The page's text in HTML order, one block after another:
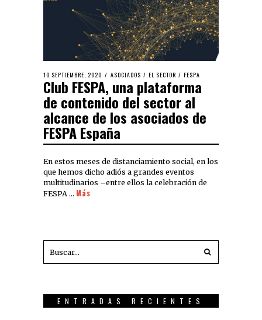
10 SEPTIEMBRE, 2020 ASOCIADOS / EL SECTOR / FESPA
Club FESPA, una plataforma
de contenido del sector al
alcance de los asociados de
FESPA España
En estos meses de distanciamiento social, en los
que hemos dicho adiós a grandes eventos
multitudinarios –entre ellos la celebración de
FESPA … Más
ENTRADAS RECIENTES